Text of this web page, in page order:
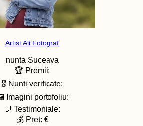
Artist Ali Fotograf
nunta Suceava
🏆 Premii:
🎖️ Nunti verificate:
Imagini portofoliu:
💬 Testimoniale:
💰 Pret: €